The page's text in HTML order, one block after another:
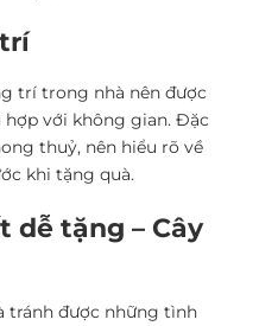
trí trong nhà nên được
với không gian. Đặc
thuỷ, nên hiểu rõ về
khi tặng quà.
dễ tặng – Cây
tránh được những tình